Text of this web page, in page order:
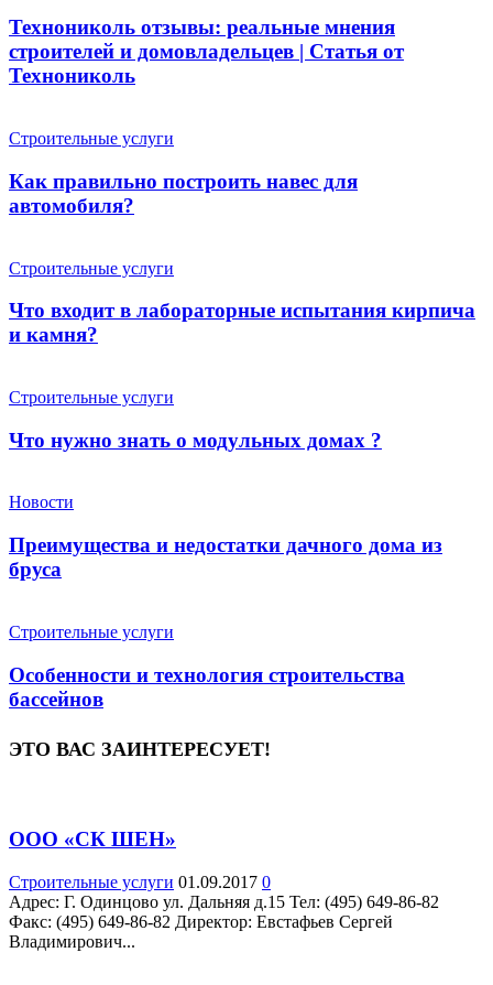
Технониколь отзывы: реальные мнения
строителей и домовладельцев | Статья от
Технониколь
Строительные услуги
Как правильно построить навес для
автомобиля?
Строительные услуги
Что входит в лабораторные испытания кирпича
и камня?
Строительные услуги
Что нужно знать о модульных домах ?
Новости
Преимущества и недостатки дачного дома из
бруса
Строительные услуги
Особенности и технология строительства
бассейнов
ЭТО ВАС ЗАИНТЕРЕСУЕТ!
ООО «СК ШЕН»
Строительные услуги 01.09.2017 0
Адрес: Г. Одинцово ул. Дальняя д.15 Teл: (495) 649-86-82
Факс: (495) 649-86-82 Директор: Евстафьев Сергей
Владимирович...